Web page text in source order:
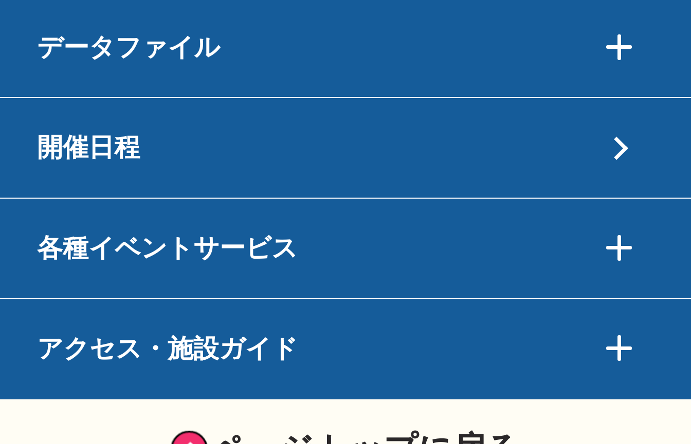
データファイル
開催日程
各種イベントサービス
アクセス・施設ガイド